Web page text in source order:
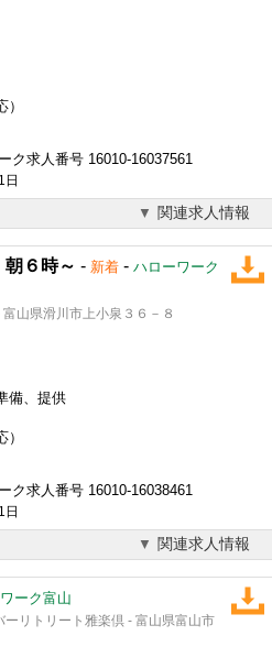
ク求人番号 16010-16037561
日
関連求人情報
６時～ - 新着 - ハローワーク
山県滑川市上小泉３６－８
備、提供
ク求人番号 16010-16038461
日
関連求人情報
ーク富山
リトリート雅楽倶 - 富山県富山市